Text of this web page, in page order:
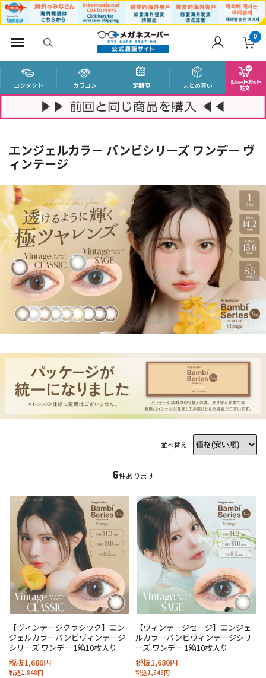
0
コンタクト カラコン 定期便 まとめ買い
エンジェルカラー バンビシリーズ ワンデー ヴ
ィンテージ
並べ替え
6件あります
【ヴィンテージクラシック】エン
ジェルカラーバンビヴィンテージ
シリーズ ワンデー 1箱10枚入り
税抜1,680円
税込1,848円
【ヴィンテージセージ】エンジェ
ルカラーバンビヴィンテージシリ
ーズ ワンデー 1箱10枚入り
税抜1,680円
税込1,848円